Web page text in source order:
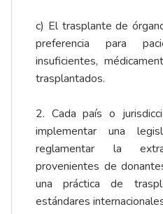
c) El trasplante de
preferencia para
insuficientes,
trasplantados.
2. Cada país o
implementar una
reglamentar la
provenientes de
una práctica de
estándares